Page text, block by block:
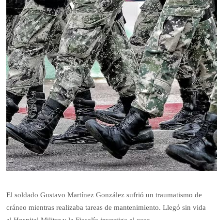
El soldado Gustavo Martínez González sufrió un traumatismo de
cráneo mientras realizaba tareas de mantenimiento. Llegó sin vida